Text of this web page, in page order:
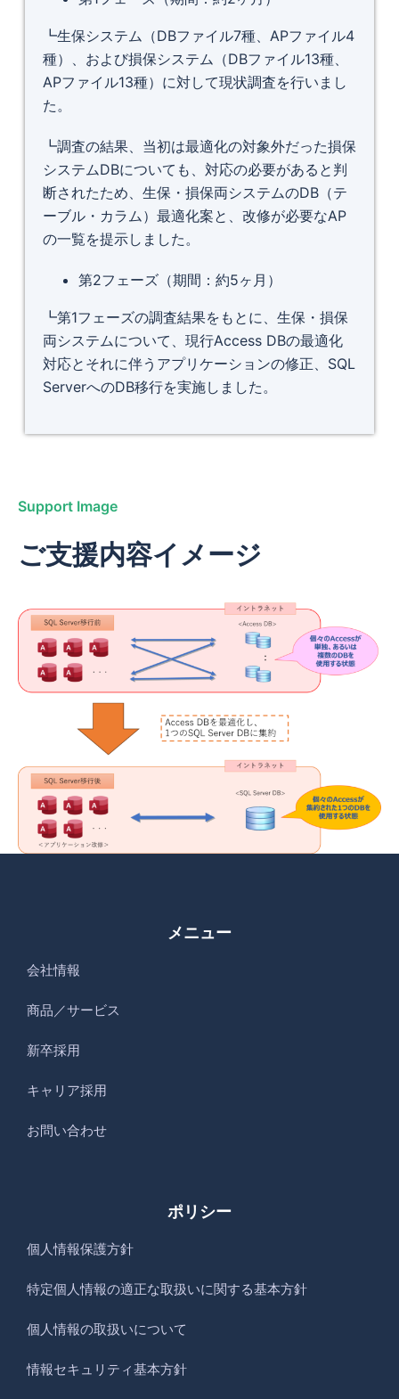
┗生保システム（DBファイル7種、APファイル4
種）、および損保システム（DBファイル13種、
APファイル13種）に対して現状調査を行いまし
た。
┗調査の結果、当初は最適化の対象外だった損保
システムDBについても、対応の必要があると判
断されたため、生保・損保両システムのDB（テ
ーブル・カラム）最適化案と、改修が必要なAP
の一覧を提示しました。
第2フェーズ（期間：約5ヶ月）
┗第1フェーズの調査結果をもとに、生保・損保
両システムについて、現行Access DBの最適化
対応とそれに伴うアプリケーションの修正、SQL
ServerへのDB移行を実施しました。
Support Image
ご支援内容イメージ
メニュー
会社情報
商品／サービス
新卒採用
キャリア採用
お問い合わせ
ポリシー
個人情報保護方針
特定個人情報の適正な取扱いに関する基本方針
個人情報の取扱いについて
情報セキュリティ基本方針